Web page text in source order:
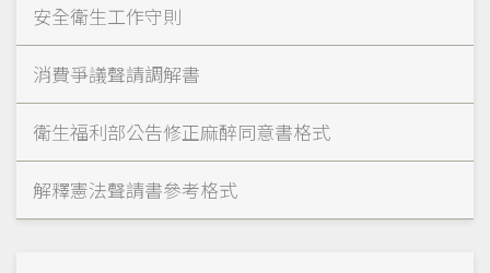
安全衛生工作守則
消費爭議聲請調解書
衛生福利部公告修正麻醉同意書格式
解釋憲法聲請書參考格式